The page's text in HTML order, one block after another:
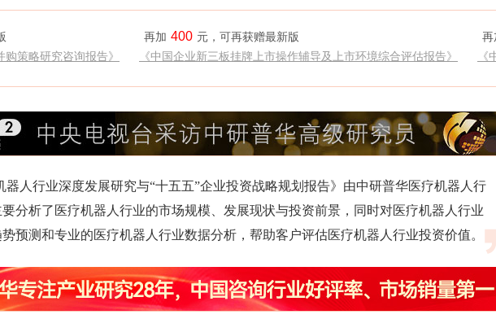
购策略研究咨询报告》
再加 400 元，可再获赠最新版
《中国企业新三板挂牌上市操作辅导及上市环境综合评估报告》
再
器人行业深度发展研究与“十五五”企业投资战略规划报告》由中研普华医疗机器人行
分析了医疗机器人行业的市场规模、发展现状与投资前景，同时对医疗机器人行业
预测和专业的医疗机器人行业数据分析，帮助客户评估医疗机器人行业投资价值。